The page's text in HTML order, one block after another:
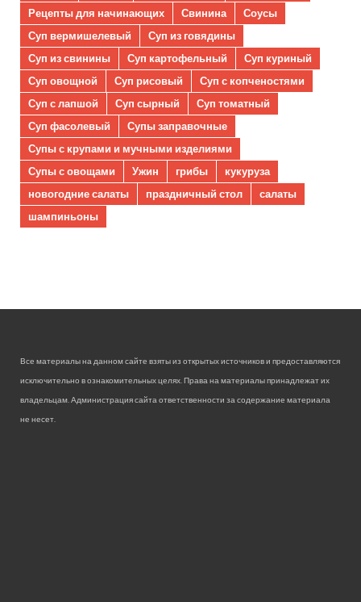
Рецепты для начинающих
Свинина
Соусы
Суп вермишелевый
Суп из говядины
Суп из свинины
Суп картофельный
Суп куриный
Суп овощной
Суп рисовый
Суп с копченостями
Суп с лапшой
Суп сырный
Суп томатный
Суп фасолевый
Супы заправочные
Супы с крупами и мучными изделиями
Супы с овощами
Ужин грибы
кукуруза
новогодние салаты
праздничный стол
салаты
шампиньоны
Все материалы на данном сайте взяты из открытых источников и предоставляются
исключительно в ознакомительных целях. Права на материалы принадлежат их
владельцам. Администрация сайта ответственности за содержание материала
не несет.